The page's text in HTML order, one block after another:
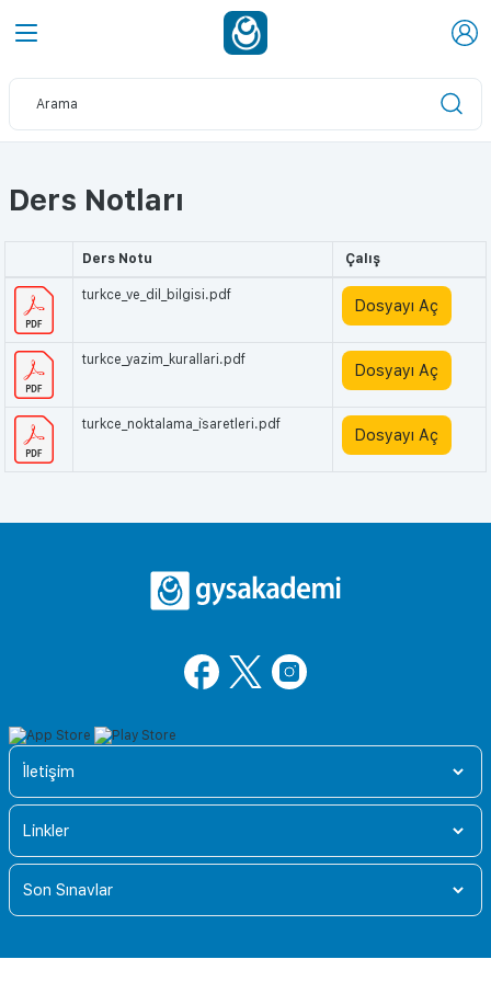
Ders Notları
Ders Notu Çalış
turkce_ve_dil_bilgisi.pdf
Dosyayı Aç
turkce_yazim_kurallari.pdf
Dosyayı Aç
turkce_noktalama_i̇saretleri.pdf
Dosyayı Aç
İletişim
Linkler
Son Sınavlar